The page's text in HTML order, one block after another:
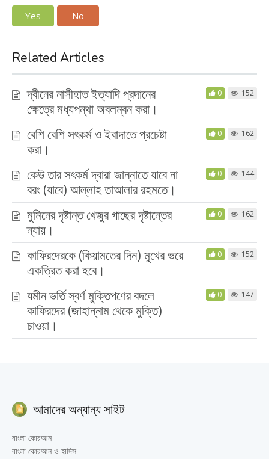
Yes No
Related Articles
দ্বীনের নাসীহাত ইত্যাদি প্রদানের
ক্ষেত্রে মধ্যপন্থা অবলম্বন করা।
0 152
বেশি বেশি সৎকর্ম ও ইবাদাতে প্রচেষ্টা
করা।
0 162
কেউ তার সৎকর্ম দ্বারা জান্নাতে যাবে না
বরং (যাবে) আল্লাহ তাআলার রহমতে।
0 144
মুমিনের দৃষ্টান্ত খেজুর গাছের দৃষ্টান্তের
ন্যায়।
0 162
কাফিরদেরকে (কিয়ামতের দিন) মুখের ভরে
একত্রিত করা হবে।
0 152
যমীন ভর্তি স্বর্ণ মুক্তিপণের বদলে
কাফিরদের (জাহান্নাম থেকে মুক্তি)
চাওয়া।
0 147
আমাদের অন্যান্য সাইট
বাংলা কোরআন
বাংলা কোরআন ও হাদিস